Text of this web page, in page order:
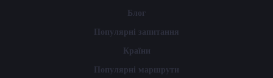
Блог
Популярні запитання
Країни
Популярні маршрути